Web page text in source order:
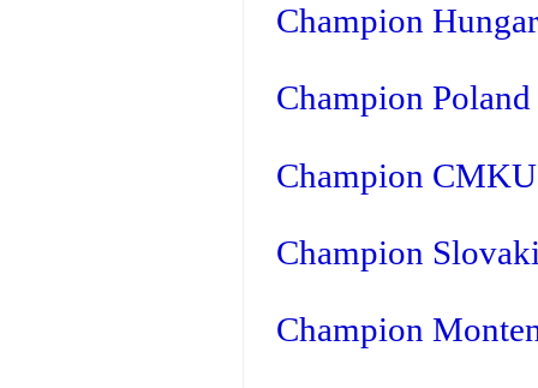
Champion
Champion Poland
Champion CMKU
Champion
Champion